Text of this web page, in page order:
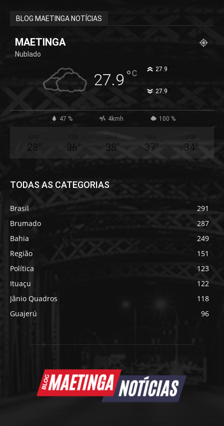
BLOG MAETINGA NOTÍCIAS
MAETINGA
Nublado
27.9 °C 27.9
27.9
47 % 4kmh 100 %
28° 36°
QUA
38° 37° 34°
TODAS AS CATEGORIAS
Brasil
291
Brumado
287
Bahia
249
Região
151
Política
123
Ituaçu
122
Jânio Quadros
118
Guajerú
96